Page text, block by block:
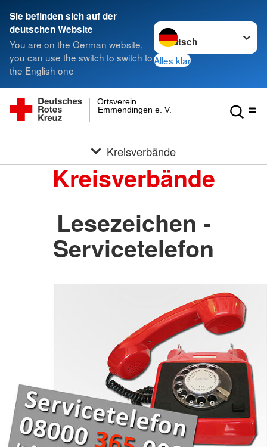
Sie befinden sich auf der
deutschen Website
You are on the German website,
you can use the switch to switch to
the English one
Sprache wechseln zu
Alles klar
Emmendingen e. V.
Ortsverein
Kreisverbände
Kreisverbände
Lesezeichen -
Servicetelefon